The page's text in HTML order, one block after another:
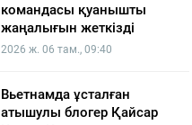
командасы қуанышты
жаңалығын жеткізді
2026 ж. 06 там., 09:40
Вьетнамда ұсталған
атышулы блогер Қайсар